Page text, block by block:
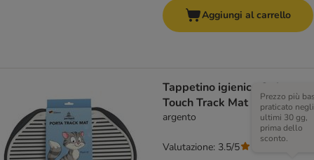
Aggiungi al carrello
Tappetino igienico Soft
Touch Track Mat per gatti
argento
Prezzo più
praticato negli
ultimi 30 gg,
prima dello
sconto.
Valutazione: 3.5/5